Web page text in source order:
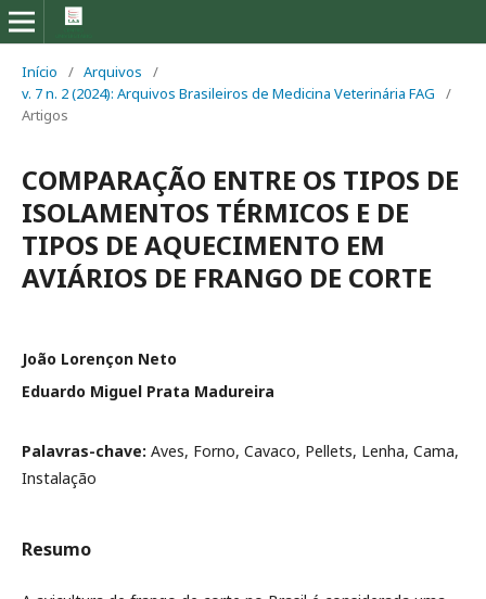
Início / Arquivos
/
v. 7 n. 2 (2024): Arquivos Brasileiros de Medicina Veterinária FAG
/
Artigos
COMPARAÇÃO ENTRE OS TIPOS DE
ISOLAMENTOS TÉRMICOS E DE
TIPOS DE AQUECIMENTO EM
AVIÁRIOS DE FRANGO DE CORTE
João Lorençon Neto
Eduardo Miguel Prata Madureira
Palavras-chave: Aves, Forno, Cavaco, Pellets, Lenha, Cama,
Instalação
Resumo